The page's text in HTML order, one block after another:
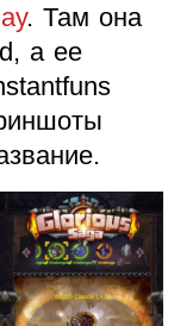
. Там она
а ее